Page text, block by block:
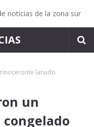
noticias de la zona sur
lanudo
un